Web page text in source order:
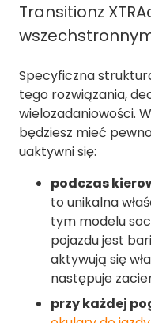
Transitionz
Specyficzna
tego rozwiązania,
wielozadaniowości.
będziesz mieć
uaktywni się:
podczas
to unikalna
tym modelu
pojazdu jest
aktywują się
następuje
przy każdej